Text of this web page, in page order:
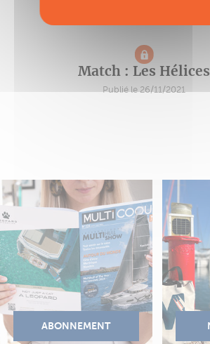
Match : Les Hélices
Publié le 26/11/2021